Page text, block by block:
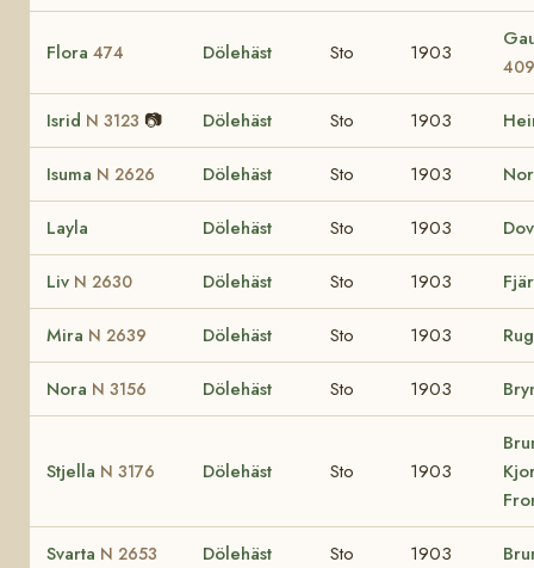
Flora 474 Dölehäst Sto 1903
409
Isrid N 3123 📷 Dölehäst Sto 1903
Isuma N 2626 Dölehäst Sto 1903
Layla Dölehäst Sto 1903
Liv N 2630 Dölehäst Sto 1903
Mira N 2639 Dölehäst Sto 1903
Nora N 3156 Dölehäst Sto 1903
Stjella N 3176 Dölehäst Sto 1903
Svarta N 2653 Dölehäst Sto 1903